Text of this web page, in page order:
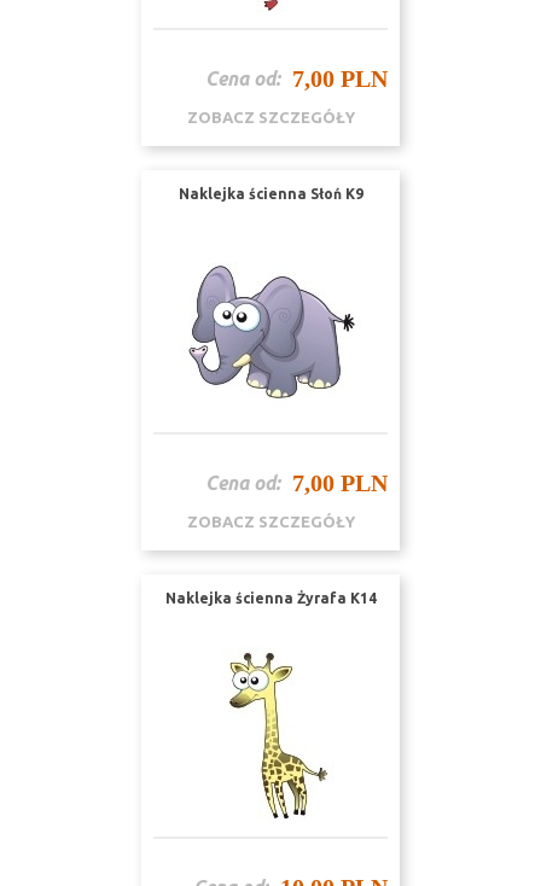
Cena od: 7,00 PLN
ZOBACZ SZCZEGÓŁY
Naklejka ścienna Słoń K9
Cena od: 7,00 PLN
ZOBACZ SZCZEGÓŁY
Naklejka ścienna Żyrafa K14